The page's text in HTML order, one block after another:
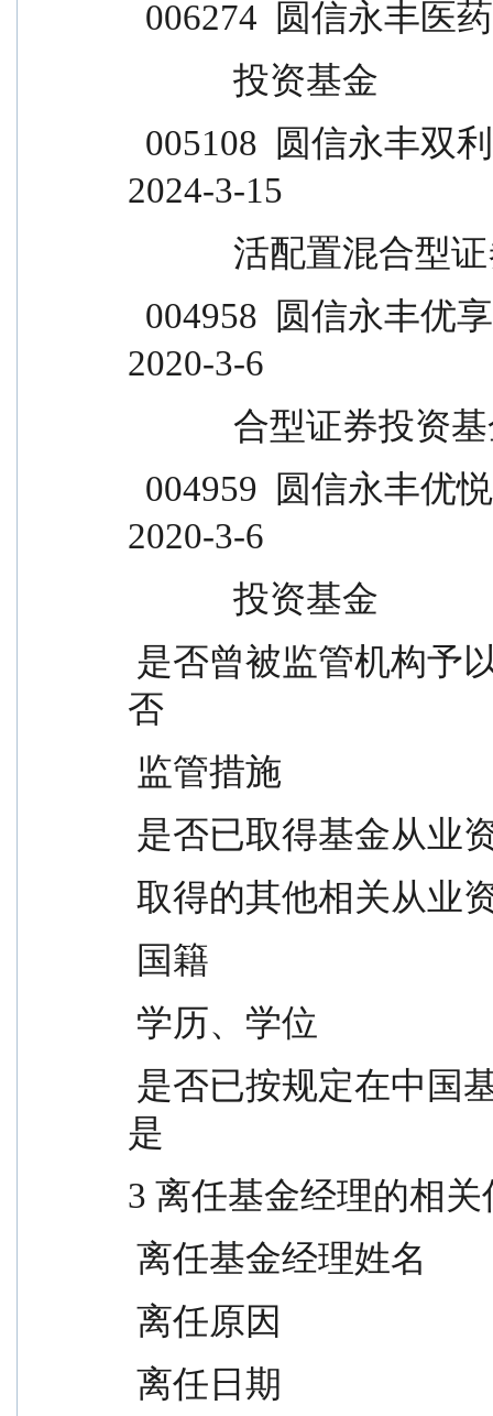
006274  圆信永丰医
            投资基金
2024-3-15
活配置混
2020-3-6
合型证券投资
2020-3-6
            投资基金
否
监管措施
是否已取得基金从业
取得的其他相关从业
国籍
学历、学位
是
3 离任基金经理的相关
离任基金经理姓名
离任原因
离任日期